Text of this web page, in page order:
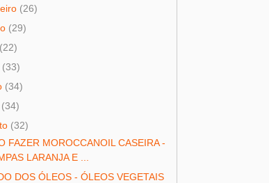
(26)
(29)
(22)
(33)
(34)
(34)
(32)
FAZER MOROCCANOIL CASEIRA -
LARANJA E ...
DOS ÓLEOS - ÓLEOS VEGETAIS